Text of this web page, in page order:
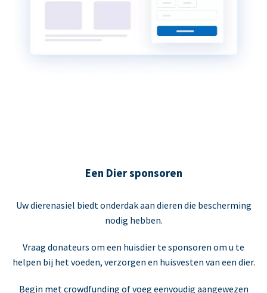
Een Dier sponsoren
Uw dierenasiel biedt onderdak aan dieren die bescherming
nodig hebben.
Vraag donateurs om een huisdier te sponsoren om u te
helpen bij het voeden, verzorgen en huisvesten van een dier.
Begin met crowdfunding of voeg eenvoudig aangewezen